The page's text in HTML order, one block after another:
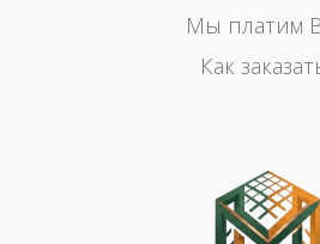
Мы платим
Как